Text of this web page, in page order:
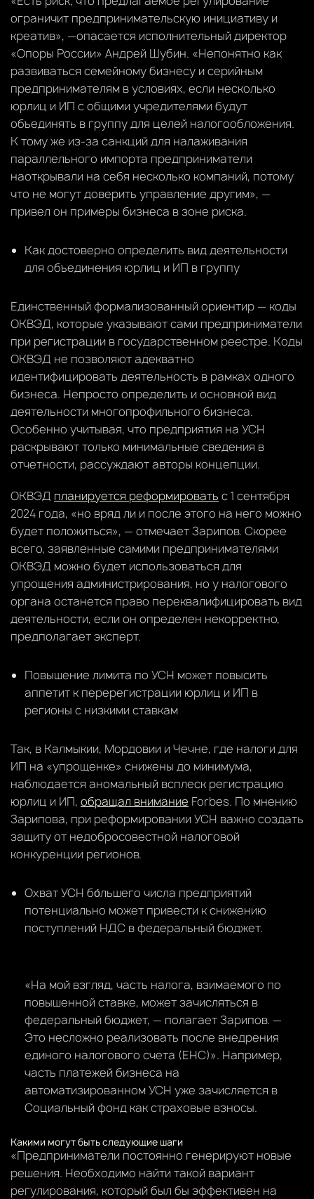
ограничит предпринимательскую инициативу и
креатив», —опасается исполнительный директор
«Опоры России» Андрей Шубин. «Непонятно как
развиваться семейному бизнесу и серийным
предпринимателям в условиях, если несколько
юрлиц и ИП с общими учредителями будут
объединять в группу для целей налогообложения.
К тому же из-за санкций для налаживания
параллельного импорта предприниматели
наоткрывали на себя несколько компаний, потому
что не могут доверить управление другим», —
привел он примеры бизнеса в зоне риска.
Как достоверно определить вид деятельности
для объединения юрлиц и ИП в группу
Единственный формализованный ориентир — коды
ОКВЭД, которые указывают сами предприниматели
при регистрации в государственном реестре. Коды
ОКВЭД не позволяют адекватно
идентифицировать деятельность в рамках одного
бизнеса. Непросто определить и основной вид
деятельности многопрофильного бизнеса.
Особенно учитывая, что предприятия на УСН
раскрывают только минимальные сведения в
отчетности, рассуждают авторы концепции.
ОКВЭД планируется реформировать с 1 сентября
2024 года, «но вряд ли и после этого на него можно
будет положиться», — отмечает Зарипов. Скорее
всего, заявленные самими предпринимателями
ОКВЭД можно будет использоваться для
упрощения администрирования, но у налогового
органа останется право переквалифицировать вид
деятельности, если он определен некорректно,
предполагает эксперт.
Повышение лимита по УСН может повысить
аппетит к перерегистрации юрлиц и ИП в
регионы с низкими ставкам
Так, в Калмыкии, Мордовии и Чечне, где налоги для
ИП на «упрощенке» снижены до минимума,
наблюдается аномальный всплеск регистрацию
юрлиц и ИП, обращал внимание Forbes. По мнению
Зарипова, при реформировании УСН важно создать
защиту от недобросовестной налоговой
конкуренции регионов.
Охват УСН бо́льшего числа предприятий
потенциально может привести к снижению
поступлений НДС в федеральный бюджет.
«На мой взгляд, часть налога, взимаемого по
повышенной ставке, может зачисляться в
федеральный бюджет, — полагает Зарипов. —
Это несложно реализовать после внедрения
единого налогового счета (ЕНС)». Например,
часть платежей бизнеса на
автоматизированном УСН уже зачисляется в
Социальный фонд как страховые взносы.
Какими могут быть следующие шаги
«Предприниматели постоянно генерируют новые
решения. Необходимо найти такой вариант
регулирования, который был бы эффективен на